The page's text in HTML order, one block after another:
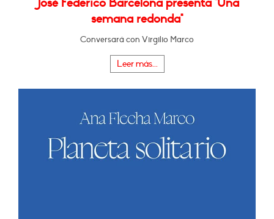
José Federico Barcelona presenta "Una
semana redonda"
Conversará con Virgilio Marco
Leer más...